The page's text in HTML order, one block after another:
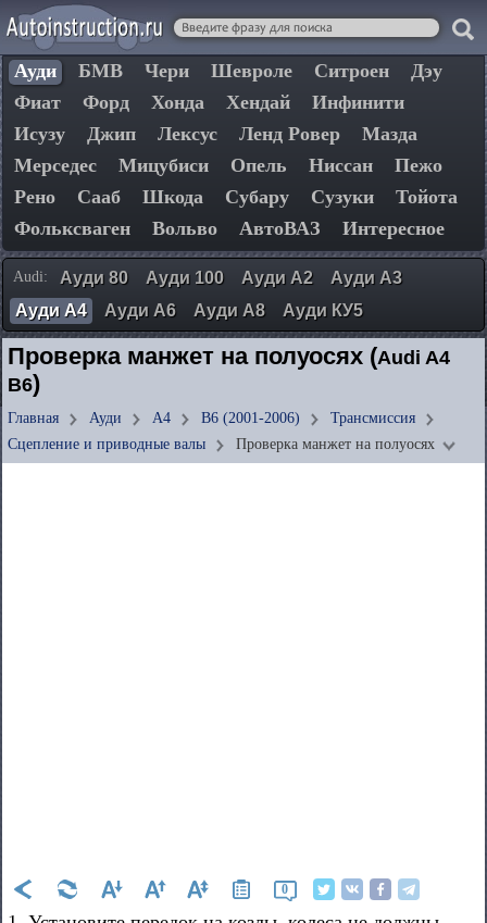
Ауди БМВ Чери Шевроле Ситроен
Дэу
Фиат
Форд Хонда Хендай
Инфинити
Исузу
Джип Лексус Ленд Ровер
Мазда
Мерседес
Мицубиси Опель Ниссан
Пежо
Рено
Сааб Шкода Субару Сузуки
Тойота
Фольксваген
Вольво АвтоВАЗ Интересное
Audi: Ауди 80 Ауди 100 Ауди А2
Ауди А3
Ауди А4
Ауди А6 Ауди А8 Ауди КУ5
Проверка манжет на полуосях (Audi A4
B6)
Главная Ауди А4 B6 (2001-2006)
Трансмиссия
Сцепление и приводные валы
Проверка манжет на полуосях
0